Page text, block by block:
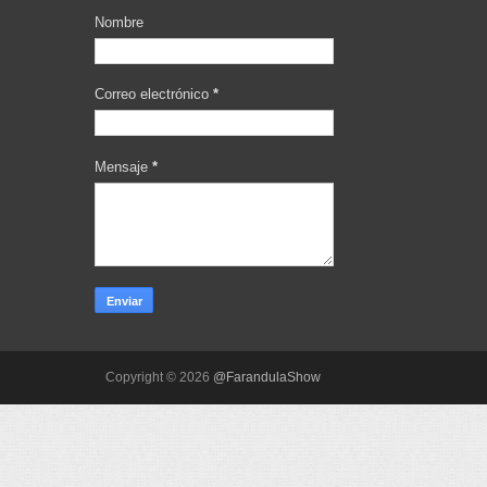
Nombre
Correo electrónico *
Mensaje *
Copyright © 2026 @FarandulaShow